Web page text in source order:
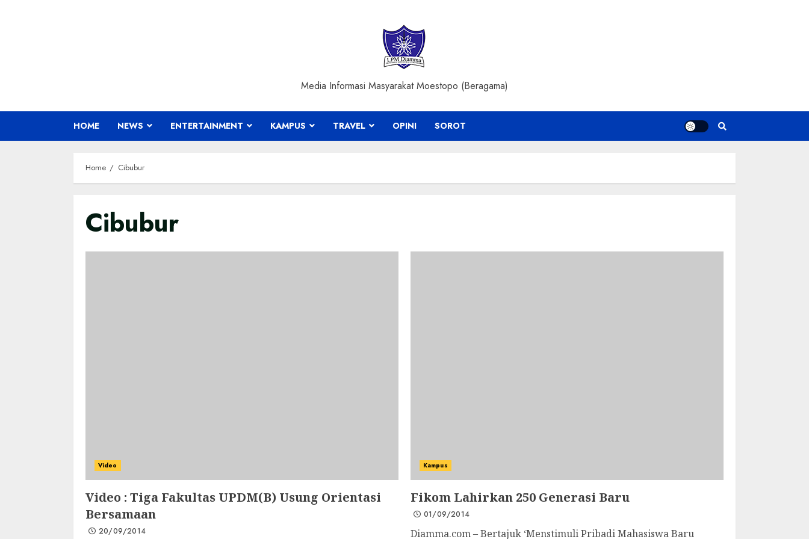
Media Informasi Masyarakat Moestopo (Beragama)
HOME NEWS ENTERTAINMENT KAMPUS TRAVEL OPINI SOROT
Home Cibubur
Cibubur
Video
Video : Tiga Fakultas UPDM(B) Usung Orientasi
Bersamaan
20/09/2014
Kampus
Fikom Lahirkan 250 Generasi Baru
01/09/2014
Diamma.com – Bertajuk ‘Menstimuli Pribadi Mahasiswa Baru